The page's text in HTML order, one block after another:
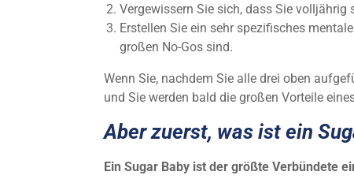
Vergewissern Sie sich, dass Sie volljährig
Erstellen Sie ein sehr spezifisches
großen No-Gos sind.
Wenn Sie, nachdem Sie alle drei oben
und Sie werden bald die großen Vorteile
Aber zuerst, was ist ein
Ein Sugar Baby ist der größte Verbündete